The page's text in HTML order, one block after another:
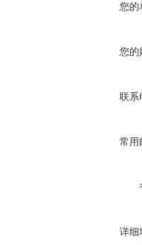
您的
您的
联系
常用
详细